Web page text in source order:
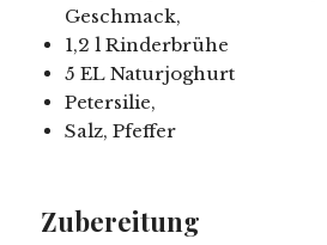
Geschmack,
1,2 l Rinderbrühe
5 EL Naturjoghurt
Petersilie,
Salz, Pfeffer
Zubereitung